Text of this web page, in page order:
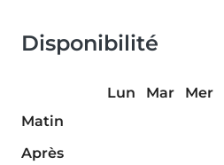
Disponibilité
Lun Mar Mer
Matin
Après